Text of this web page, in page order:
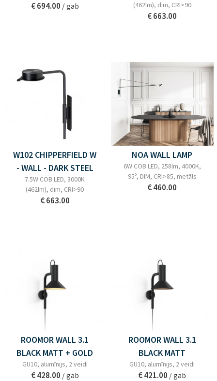
€ 694.00 / gab (462lm), dim, CRI>90
€ 663.00
W102 CHIPPERFIELD W
- WALL - DARK STEEL
7.5W COB LED, 3000K
(462lm), dim, CRI>90
€ 663.00
NOA WALL LAMP
6W COB LED, 258lm, 4000K,
95º, DIM, CRI>85, metāls
€ 460.00
ROOMOR WALL 3.1
BLACK MATT + GOLD
GU10, alumīnijs, 2 veidi
€ 428.00 / gab
ROOMOR WALL 3.1
BLACK MATT
GU10, alumīnijs, 2 veidi
€ 421.00 / gab